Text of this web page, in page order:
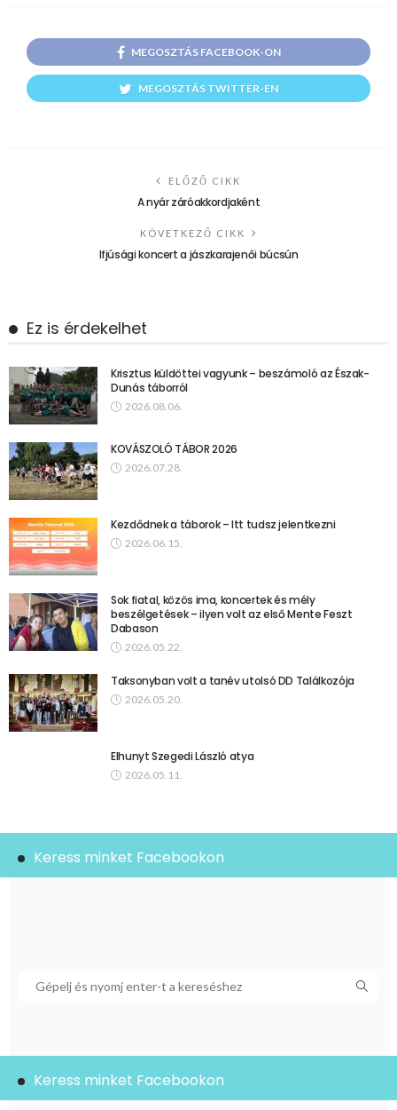
MEGOSZTÁS FACEBOOK-ON
MEGOSZTÁS TWITTER-EN
ELŐZŐ CIKK
A nyár záróakkordjaként
KÖVETKEZŐ CIKK
Ifjúsági koncert a jászkarajenői búcsún
Ez is érdekelhet
Krisztus küldöttei vagyunk – beszámoló az Észak-
Dunás táborról
2026.08.06.
KOVÁSZOLÓ TÁBOR 2026
2026.07.28.
Kezdődnek a táborok – Itt tudsz jelentkezni
2026.06.15.
Sok fiatal, közös ima, koncertek és mély
beszélgetések – ilyen volt az első Mente Feszt
Dabason
2026.05.22.
Taksonyban volt a tanév utolsó DD Találkozója
2026.05.20.
Elhunyt Szegedi László atya
2026.05.11.
Keress minket Facebookon
Keress minket Facebookon